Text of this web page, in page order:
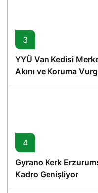
3
YYÜ Van Kedisi
Akını ve Koruma
4
Gyrano Kerk
Kadro Genişliyor